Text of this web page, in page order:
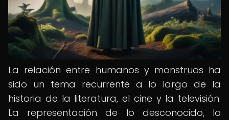
La relación entre humanos y monstruos ha
sido un tema recurrente a lo largo de la
historia de la literatura, el cine y la televisión.
La representación de lo desconocido, lo